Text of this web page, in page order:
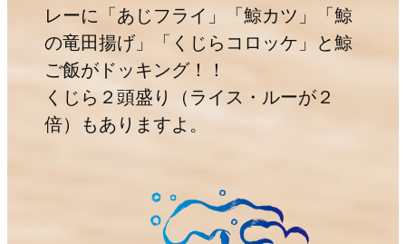
レーに「あじフライ」「鯨カツ」「鯨
の竜田揚げ」「くじらコロッケ」と鯨
ご飯がドッキング！！
くじら２頭盛り（ライス・ルーが２
倍）もありますよ。